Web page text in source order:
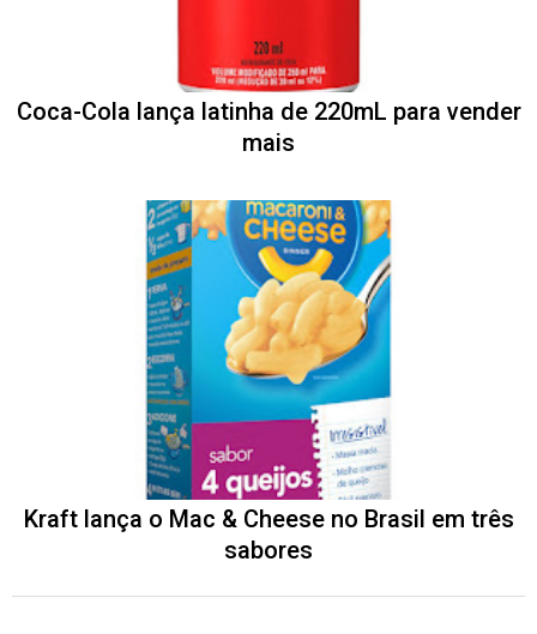
Coca-Cola lança latinha de 220mL para vender
mais
Kraft lança o Mac & Cheese no Brasil em três
sabores